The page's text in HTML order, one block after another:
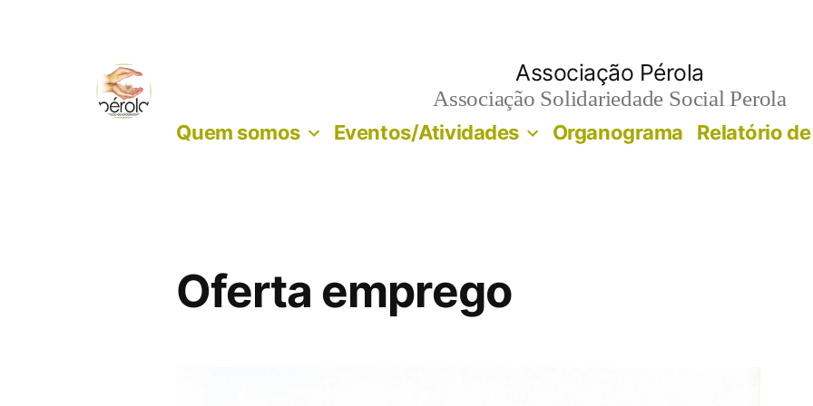
Associação Pérola
Associação Solidariedade Social Perola
Quem somos Eventos/Atividades Organograma Relatório
Oferta emprego